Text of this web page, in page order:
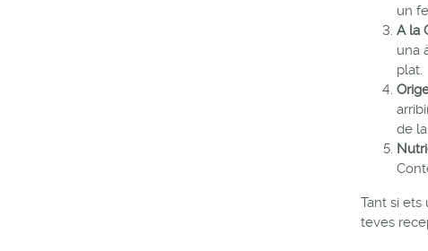
un
A la
una
plat.
de
Tant si
teves